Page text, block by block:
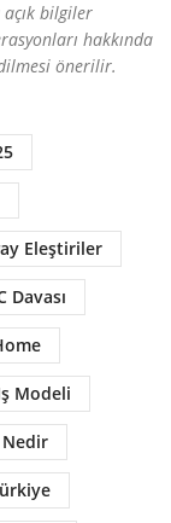
açık bilgiler
hakkında
önerilir.
Eleştiriler
Davası
Modeli